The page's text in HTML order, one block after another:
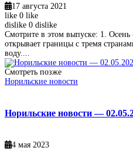
17 августа 2021
like 0 like
dislike 0 dislike
Смотрите в этом выпуске: 1.
открывает границы с тремя
воду....
Смотреть позже
Норильские новости
Норильские новости —
4 мая 2023